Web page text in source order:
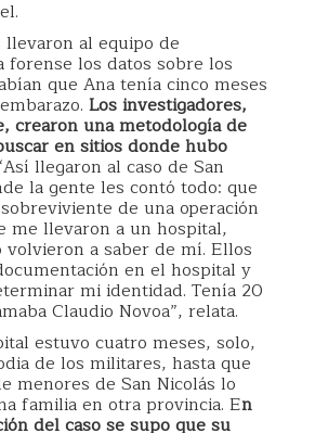
llevaron al equipo de
forense los datos sobre los
que Ana tenía cinco meses
Los investigadores,
crearon una metodología de
en sitios donde hubo
llegaron al caso de San
la gente les contó todo: que
de una operación
me llevaron a un hospital,
volvieron a saber de mí. Ellos
en el hospital y
mi identidad. Tenía 20
Claudio Novoa”, relata.
estuvo cuatro meses, solo,
de los militares, hasta que
menores de San Nicolás lo
familia en otra provincia. En
del caso se supo que su